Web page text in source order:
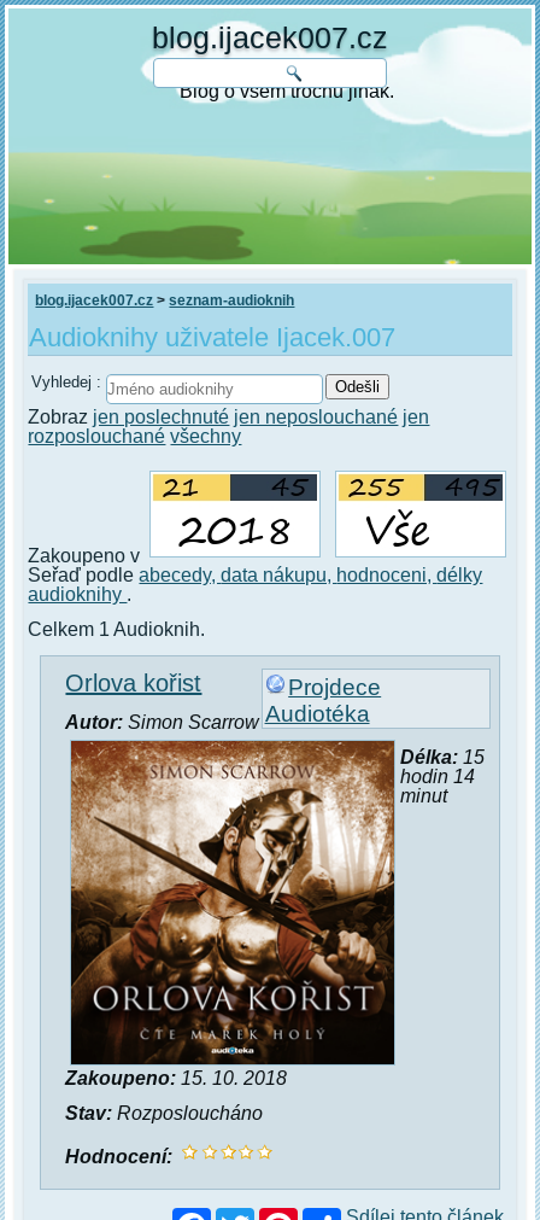
blog.ijacek007.cz
Blog o všem trochu jinak.
blog.ijacek007.cz >seznam-audioknih
Audioknihy uživatele Ijacek.007
Vyhledej :
Zobraz jen poslechnuté jen neposlouchané jen
rozposlouchané všechny
Zakoupeno v
Seřaď podleabecedy,data nákupu, hodnoceni,délky
audioknihy .
Celkem 1 Audioknih.
Projdece
Audiotéka
Orlova kořist
Autor: Simon Scarrow
Délka:15
hodin 14
minut
Zakoupeno: 15. 10. 2018
Stav: Rozposloucháno
Hodnocení: